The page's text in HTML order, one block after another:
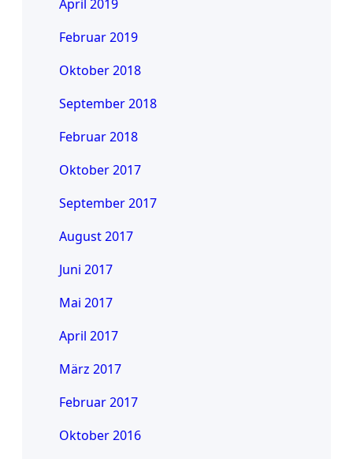
April 2019
Februar 2019
Oktober 2018
September 2018
Februar 2018
Oktober 2017
September 2017
August 2017
Juni 2017
Mai 2017
April 2017
März 2017
Februar 2017
Oktober 2016